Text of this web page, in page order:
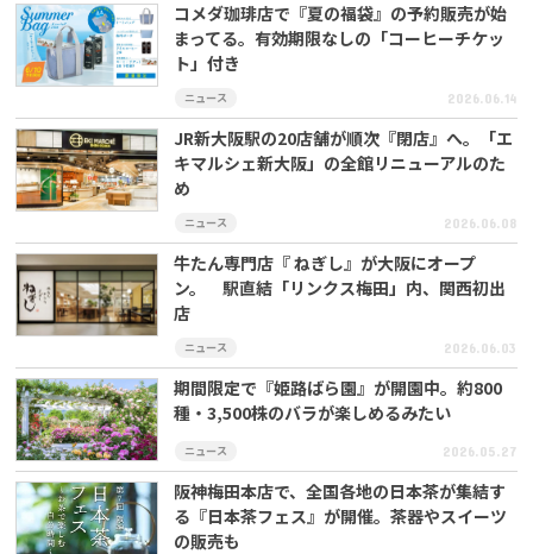
コメダ珈琲店で『夏の福袋』の予約販売が始
まってる。有効期限なしの「コーヒーチケッ
ト」付き
ニュース 2026.06.14
JR新大阪駅の20店舗が順次『閉店』へ。「エ
キマルシェ新大阪」の全館リニューアルのた
め
ニュース 2026.06.08
牛たん専門店『 ねぎし』が大阪にオープ
ン。 駅直結「リンクス梅田」内、関西初出
店
ニュース 2026.06.03
期間限定で『姫路ばら園』が開園中。約800
種・3,500株のバラが楽しめるみたい
ニュース 2026.05.27
阪神梅田本店で、全国各地の日本茶が集結す
る『日本茶フェス』が開催。茶器やスイーツ
の販売も